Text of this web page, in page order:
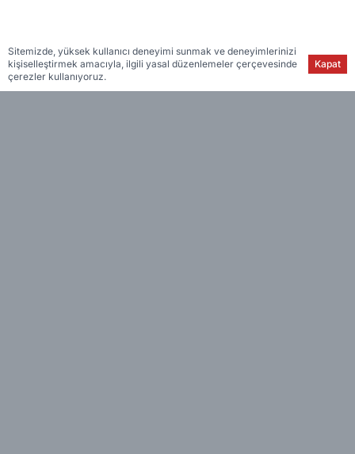
Sitemizde, yüksek kullanıcı deneyimi sunmak ve deneyimlerinizi
kişiselleştirmek amacıyla, ilgili yasal düzenlemeler çerçevesinde
çerezler kullanıyoruz.
Kapat